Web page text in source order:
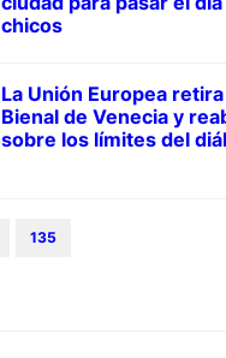
chicos
La Unión Europea
Bienal de Venecia y
sobre los límites del
135